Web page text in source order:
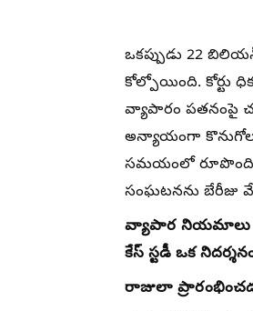
ఒకప్పుడు 22
కోల్పోయింది. కోర్టు
వ్యాపారం పతనంపై
అన్యాయంగా
సమయంలో
సంఘటనను బేరీజు
వ్యాపార నియమాలు
కేస్ స్టడీ ఒక
రాజులా